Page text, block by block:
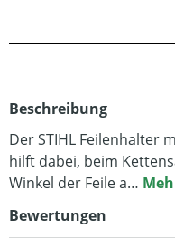
Beschreibung
Der STIHL Feilenhalter
hilft dabei, beim
Winkel der Feile a…
Bewertungen